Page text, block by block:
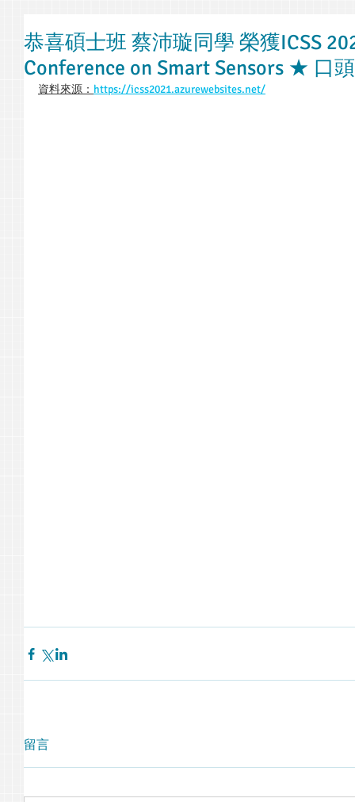
恭喜碩士班 蔡沛璇同學 榮獲ICSS
Conference on Smart Sensors ★ 口
資料來源： https://icss2021.azurewebsites.net/
留言